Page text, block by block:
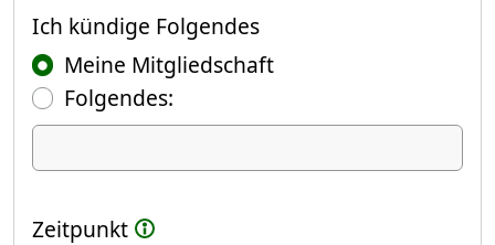
Ich kündige
Ich kündige Folgendes
Meine Mitgliedschaft
Folgendes:
Ich kündige Folgendes
Zeitpunkt